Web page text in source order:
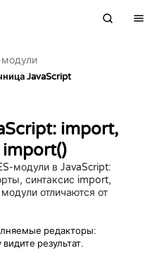
модули
JavaScript
import,
модули в JavaScript:
синтаксис import,
отличаются от
редакторы:
результат.